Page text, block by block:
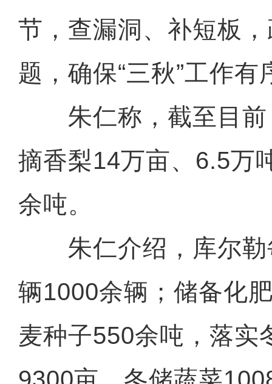
节，查漏洞、补短板
题，确保“三秋”工作有
朱仁称，截至目前
摘香梨14万亩、6.5万
余吨。
朱仁介绍，库尔勒
辆1000余辆；储备化
麦种子550余吨，落实